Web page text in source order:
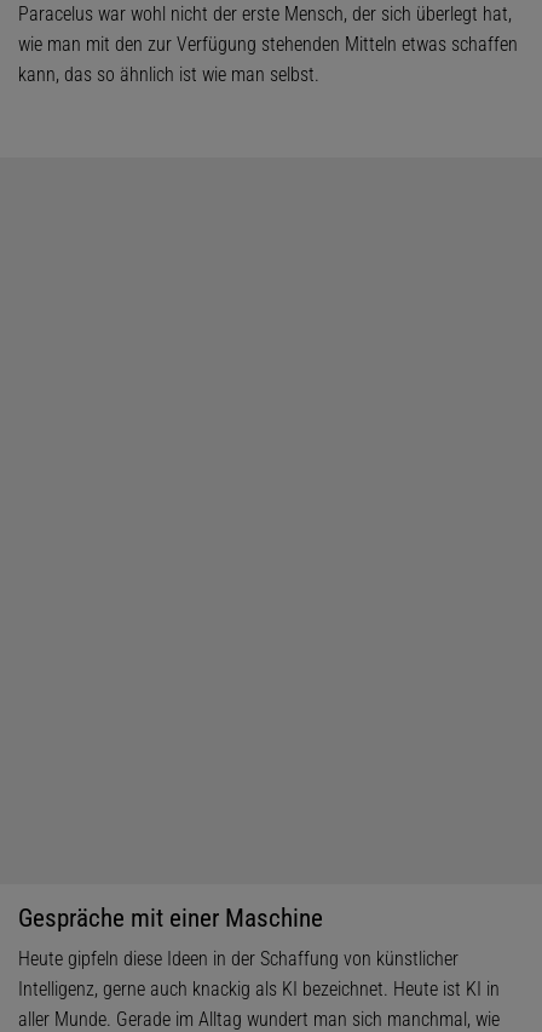
Paracelus war wohl nicht der erste Mensch, der sich überlegt hat,
wie man mit den zur Verfügung stehenden Mitteln etwas schaffen
kann, das so ähnlich ist wie man selbst.
Gespräche mit einer Maschine
Heute gipfeln diese Ideen in der Schaffung von künstlicher
Intelligenz, gerne auch knackig als KI bezeichnet. Heute ist KI in
aller Munde. Gerade im Alltag wundert man sich manchmal, wie